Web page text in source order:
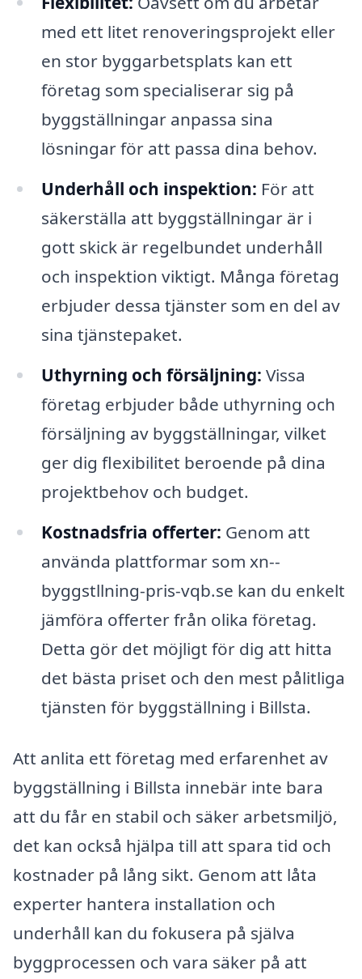
med ett litet renoveringsprojekt eller
en stor byggarbetsplats kan ett
företag som specialiserar sig på
byggställningar anpassa sina
lösningar för att passa dina behov.
Underhåll och inspektion: För att
säkerställa att byggställningar är i
gott skick är regelbundet underhåll
och inspektion viktigt. Många företag
erbjuder dessa tjänster som en del av
sina tjänstepaket.
Uthyrning och försäljning: Vissa
företag erbjuder både uthyrning och
försäljning av byggställningar, vilket
ger dig flexibilitet beroende på dina
projektbehov och budget.
Kostnadsfria offerter: Genom att
använda plattformar som xn--
byggstllning-pris-vqb.se kan du enkelt
jämföra offerter från olika företag.
Detta gör det möjligt för dig att hitta
det bästa priset och den mest pålitliga
tjänsten för byggställning i Billsta.
Att anlita ett företag med erfarenhet av
byggställning i Billsta innebär inte bara
att du får en stabil och säker arbetsmiljö,
det kan också hjälpa till att spara tid och
kostnader på lång sikt. Genom att låta
experter hantera installation och
underhåll kan du fokusera på själva
byggprocessen och vara säker på att